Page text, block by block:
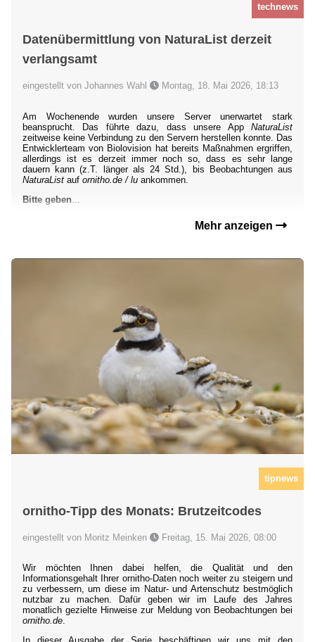
technews
Datenübermittlung von NaturaList derzeit
verlangsamt
eingestellt von Johannes Wahl Montag, 18. Mai 2026, 18:13
Am Wochenende wurden unsere Server unerwartet stark
beansprucht. Das führte dazu, dass unsere App NaturaList
zeitweise keine Verbindung zu den Servern herstellen konnte. Das
Entwicklerteam von Biolovision hat bereits Maßnahmen ergriffen,
allerdings ist es derzeit immer noch so, dass es sehr lange
dauern kann (z.T. länger als 24 Std.), bis Beobachtungen aus
NaturaList auf ornitho.de / lu ankommen.
Bitte geben
Mehr anzeigen
tipnews
ornitho-Tipp des Monats: Brutzeitcodes
eingestellt von Moritz Meinken Freitag, 15. Mai 2026, 08:00
Wir möchten Ihnen dabei helfen, die Qualität und den
Informationsgehalt Ihrer ornitho-Daten noch weiter zu steigern und
zu verbessern, um diese im Natur- und Artenschutz bestmöglich
nutzbar zu machen. Dafür geben wir im Laufe des Jahres
monatlich gezielte Hinweise zur Meldung von Beobachtungen bei
ornitho.de.